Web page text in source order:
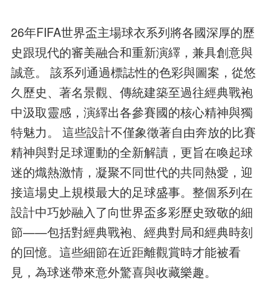
26年FIFA世界盃主場球衣系列將各國深厚的歷
史跟現代的審美融合和重新演繹，兼具創意與
誠意。 該系列通過標誌性的色彩與圖案，從悠
久歷史、著名景觀、傳統建築至過往經典戰袍
中汲取靈感，演繹出各參賽國的核心精神與獨
特魅力。 這些設計不僅象徵著自由奔放的比賽
精神與對足球運動的全新解讀，更旨在喚起球
迷的熾熱激情，凝聚不同世代的共同熱愛，迎
接這場史上規模最大的足球盛事。整個系列在
設計中巧妙融入了向世界盃多彩歷史致敬的細
節——包括對經典戰袍、經典對局和經典時刻
的回憶。這些細節在近距離觀賞時才能被看
見，為球迷帶來意外驚喜與收藏樂趣。